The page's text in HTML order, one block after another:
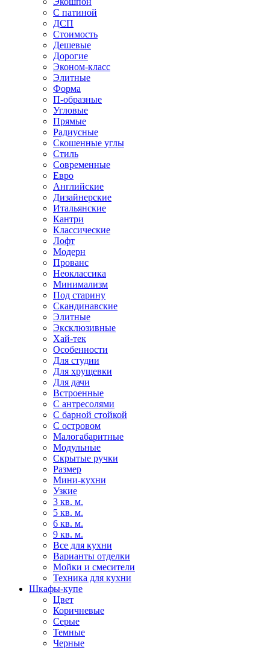
С патиной
ДСП
Стоимость
Дешевые
Дорогие
Эконом-класс
Элитные
Форма
П-образные
Угловые
Прямые
Радиусные
Скошенные углы
Стиль
Современные
Евро
Английские
Дизайнерские
Итальянские
Кантри
Классические
Лофт
Модерн
Прованс
Неоклассика
Минимализм
Под старину
Скандинавские
Элитные
Эксклюзивные
Хай-тек
Особенности
Для студии
Для хрущевки
Для дачи
Встроенные
С антресолями
С барной стойкой
С островом
Малогабаритные
Модульные
Скрытые ручки
Размер
Мини-кухни
Узкие
3 кв. м.
5 кв. м.
6 кв. м.
9 кв. м.
Все для кухни
Варианты отделки
Мойки и смесители
Техника для кухни
Шкафы-купе
Цвет
Коричневые
Серые
Темные
Черные